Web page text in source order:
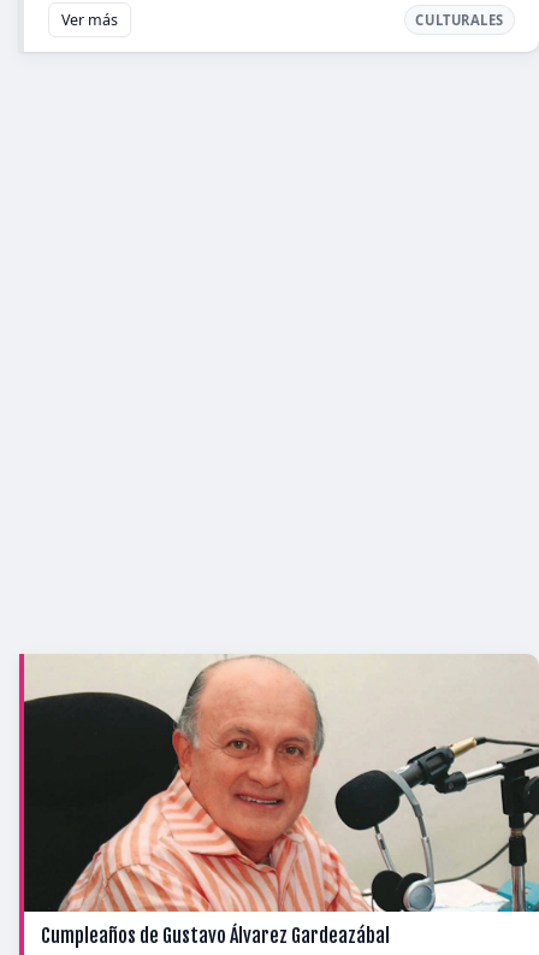
Ver más CULTURALES
Cumpleaños de Gustavo Álvarez Gardeazábal